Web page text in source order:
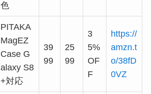
色
PITAKA
MagEZ
Case G
alaxy S8
+対応
39
99
25
99
3
5%
OF
F
https://
amzn.t
o/38fD
0VZ